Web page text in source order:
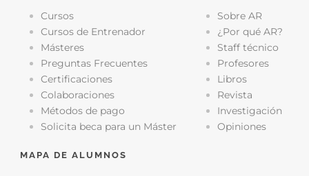
Cursos
Cursos de Entrenador
Másteres
Preguntas Frecuentes
Certificaciones
Colaboraciones
Métodos de pago
Solicita beca para un Máster
Sobre AR
¿Por qué AR?
Staff técnico
Profesores
Libros
Revista
Investigación
Opiniones
MAPA DE ALUMNOS